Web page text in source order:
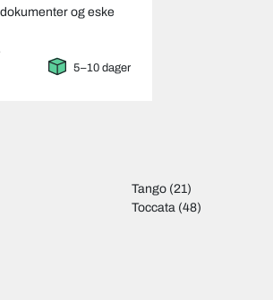
og eske
5–10 dager
Tango (21)
Toccata (48)